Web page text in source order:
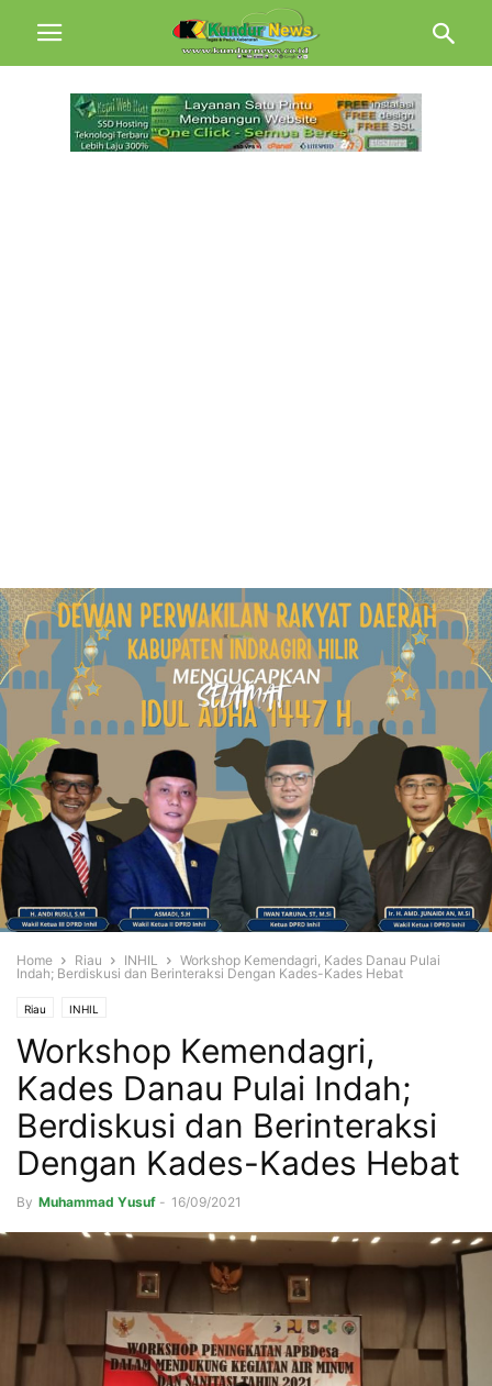
Home Riau INHIL
Workshop Kemendagri, Kades Danau Pulai
Indah; Berdiskusi dan Berinteraksi Dengan Kades-Kades Hebat
Riau INHIL
Workshop Kemendagri,
Kades Danau Pulai Indah;
Berdiskusi dan Berinteraksi
Dengan Kades-Kades Hebat
By Muhammad Yusuf - 16/09/2021